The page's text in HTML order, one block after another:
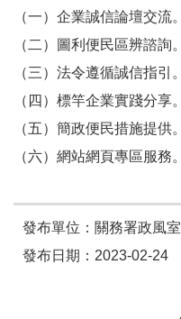
（一）企業誠信論壇交流。
（二）圖利便民區辨諮詢。
（三）法令遵循誠信指引。
（四）標竿企業實踐分享。
（五）簡政便民措施提供。
（六）網站網頁專區服務。
發布單位：關務署政風室
發布日期：2023-02-24